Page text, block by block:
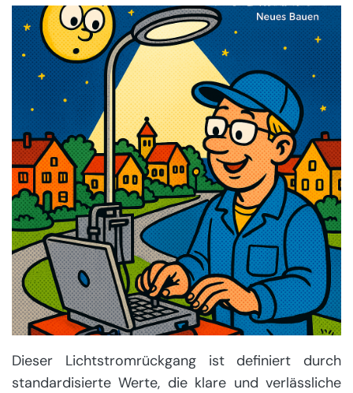
Dieser Lichtstromrückgang ist definiert durch
standardisierte Werte, die klare und verlässliche